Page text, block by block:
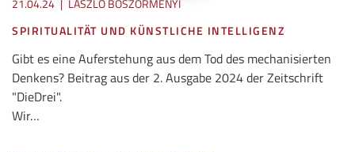
21.04.24 | LASZLO BÖSZÖRMENYI
SPIRITUALITÄT UND KÜNSTLICHE INTELLIGENZ
Gibt es eine Auferstehung aus dem Tod des mechanisierten
Denkens? Beitrag aus der 2. Ausgabe 2024 der Zeitschrift
"DieDrei".
Wir…